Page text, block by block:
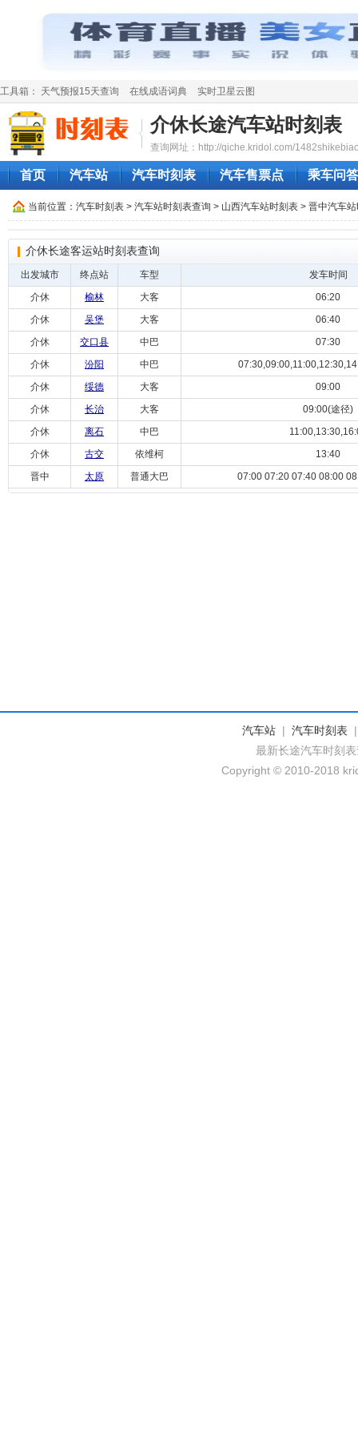
工具箱： 天气预报15天查询 在线成语词典 实时卫星云图
介休长途汽车站时刻表
查询网址：http://qiche.kridol.com/
首页 汽车站 汽车时刻表 汽车售票点 乘车问答
当前位置： 汽车时刻表 > 汽车站时刻表查询 > 山西汽车站时刻表 > 晋中汽车
介休长途客运站时刻表查询
出发城市 终点站 车型
发车时间
介休
榆林 大客
06:20
介休
吴堡 大客
06:40
介休
交口县 中巴
07:30
介休
汾阳 中巴
介休
绥德 大客
09:00
介休
长治 大客
09:00(途径)
介休
离石 中巴
介休
古交 依维柯
13:40
晋中
太原 普通大巴 07:00 07:20 07:40 08:00
汽车站 | 汽车时刻表
最新长途汽车时刻
Copyright © 2010-2018